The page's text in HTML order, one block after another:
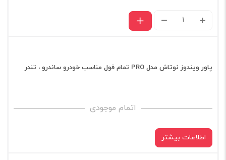
Gladen
ECO
سیم
متری
گلیدن
پاور ویندوز نوتاش مدل PRO تمام فول مناسب خودرو ساندرو ، تندر
اتمام موجودی
اطلاعات بیشتر